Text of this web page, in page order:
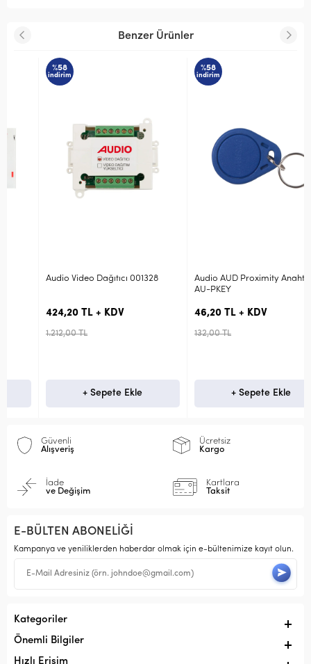
Benzer Ürünler
Audio Video Dağıtıcı 001328
424,20 TL + KDV
1.212,00 TL
+ Sepete Ekle
Audio AUD Proximity Anahtar
AU-PKEY
46,20 TL + KDV
132,00 TL
+ Sepete Ekle
Güvenli
Alışveriş
Ücretsiz
Kargo
İade
ve Değişim
Kartlara
Taksit
E-BÜLTEN ABONELİĞİ
Kampanya ve yeniliklerden haberdar olmak için e-bültenimize kayıt olun.
Kategoriler
Önemli Bilgiler
Hızlı Erişim